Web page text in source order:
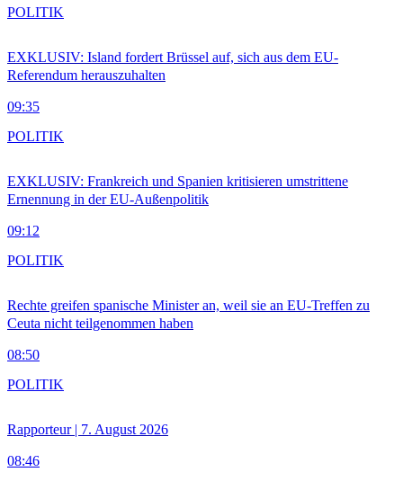
EXKLUSIV: Island fordert Brüssel auf, sich aus dem EU-
Referendum herauszuhalten
09:35
POLITIK
EXKLUSIV: Frankreich und Spanien kritisieren umstrittene
Ernennung in der EU-Außenpolitik
09:12
POLITIK
Rechte greifen spanische Minister an, weil sie an EU-Treffen zu
Ceuta nicht teilgenommen haben
08:50
POLITIK
Rapporteur | 7. August 2026
08:46
POLITIK